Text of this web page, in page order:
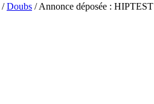
/Doubs / Annonce déposée : HIPTEST